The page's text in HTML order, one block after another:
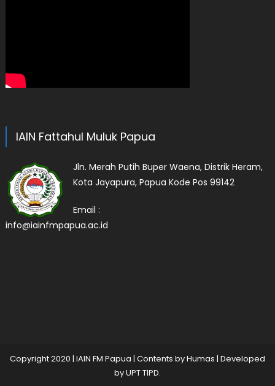
IAIN Fattahul Muluk Papua
Jln. Merah Putih Buper Waena, Distrik Heram,
Kota Jayapura, Papua Kode Pos 99142
Email :
info@iainfmpapua.ac.id
Copyright 2020 | IAIN FM Papua | Contents by Humas | Developed
byUPT TIPD.